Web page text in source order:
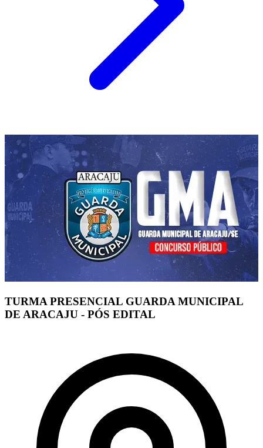
TURMA PRESENCIAL GUARDA MUNICIPAL
DE ARACAJU - PÓS EDITAL